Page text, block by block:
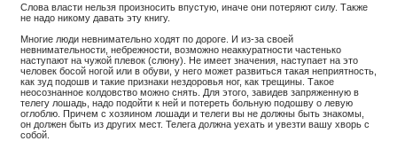
Слова власти нельзя произносить впустую, иначе они потеряют силу. Также
не надо никому давать эту книгу.
Многие люди невнимательно ходят по дороге. И из-за своей
невнимательности, небрежности, возможно неаккуратности частенько
наступают на чужой плевок (слюну). Не имеет значения, наступает на это
человек босой ногой или в обуви, у него может развиться такая неприятность,
как зуд подошв и такие признаки нездоровья ног, как трещины. Такое
неосознанное колдовство можно снять. Для этого, завидев запряженную в
телегу лошадь, надо подойти к ней и потереть больную подошву о левую
оглоблю. Причем с хозяином лошади и телеги вы не должны быть знакомы,
он должен быть из других мест. Телега должна уехать и увезти вашу хворь с
собой.